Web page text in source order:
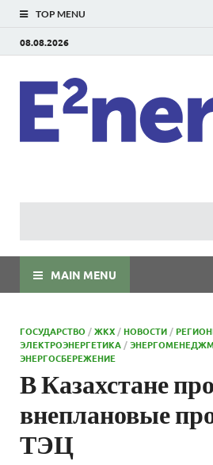
TOP MENU
08.08.2026
MAIN MENU
ГОСУДАРСТВО /ЖКХ /НОВОСТИ /
ЭЛЕКТРОЭНЕРГЕТИКА /
ЭНЕРГОСБЕРЕЖЕНИЕ
В Казахстане
внеплановые
ТЭЦ